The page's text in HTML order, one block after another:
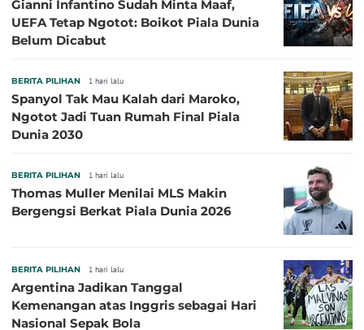
Gianni Infantino Sudah Minta Maaf,
UEFA Tetap Ngotot: Boikot Piala Dunia
Belum Dicabut
BERITA PILIHAN 1 hari lalu
Spanyol Tak Mau Kalah dari Maroko,
Ngotot Jadi Tuan Rumah Final Piala
Dunia 2030
BERITA PILIHAN 1 hari lalu
Thomas Muller Menilai MLS Makin
Bergengsi Berkat Piala Dunia 2026
BERITA PILIHAN 1 hari lalu
Argentina Jadikan Tanggal
Kemenangan atas Inggris sebagai Hari
Nasional Sepak Bola